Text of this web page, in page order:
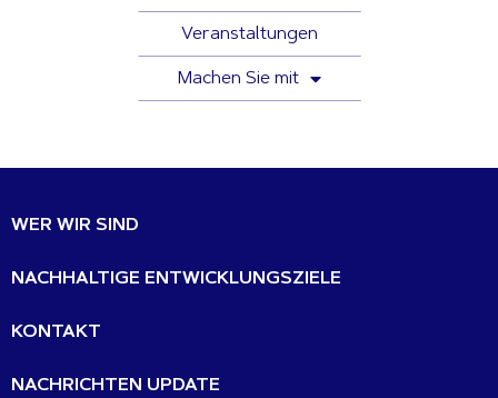
Veranstaltungen
Machen Sie mit
WER WIR SIND
NACHHALTIGE ENTWICKLUNGSZIELE
KONTAKT
NACHRICHTEN UPDATE